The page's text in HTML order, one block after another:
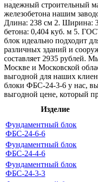
надежный строительный
железобетона нашим
Длина: 238 см 2. Ширина:
бетона: 0,404 куб. м 5.
блок идеально подходит
различных зданий и
составляет 2935 рублей.
Москве и Московской
выгодной для наших
блоки ФБС-24-3-6 у нас,
выгодной цене, который
Изделие
Фундаментный блок
ФБС-24-6-6
Фундаментный блок
ФБС-24-4-6
Фундаментный блок
ФБС-24-3-3